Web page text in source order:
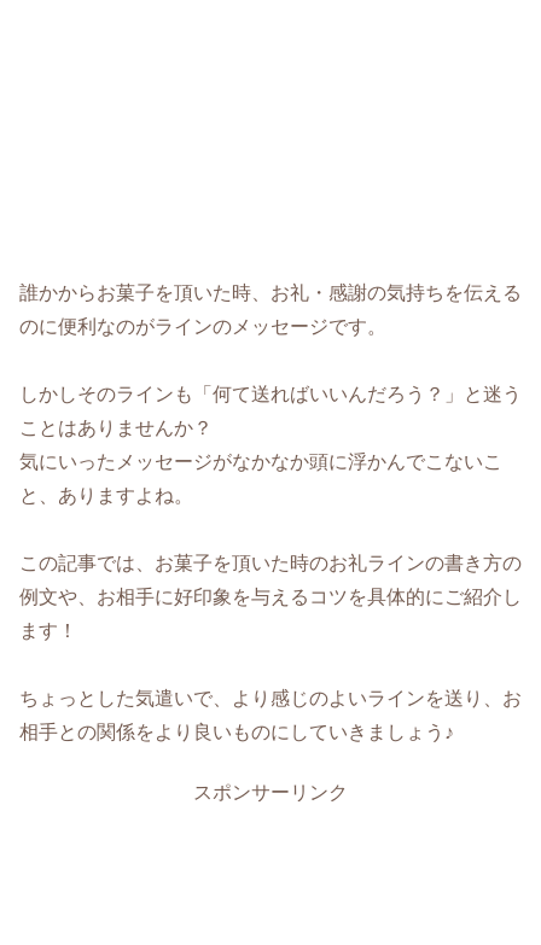
誰かからお菓子を頂いた時、お礼・感謝の気持ちを伝える
のに便利なのがラインのメッセージです。
しかしそのラインも「何て送ればいいんだろう？」と迷う
ことはありませんか？
気にいったメッセージがなかなか頭に浮かんでこないこ
と、ありますよね。
この記事では、お菓子を頂いた時のお礼ラインの書き方の
例文や、お相手に好印象を与えるコツを具体的にご紹介し
ます！
ちょっとした気遣いで、より感じのよいラインを送り、お
相手との関係をより良いものにしていきましょう♪
スポンサーリンク